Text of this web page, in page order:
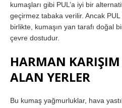
kumaşları gibi PUL’a iyi bir
geçirmez tabaka verilir. Ancak
birlikte, kumaşın yan tarafı doğal
çevre dostudur.
HARMAN
ALAN YERLER
Bu kumaş yağmurluklar, hava